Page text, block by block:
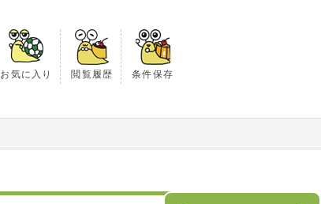
お気に入り 閲覧履歴 条件保存